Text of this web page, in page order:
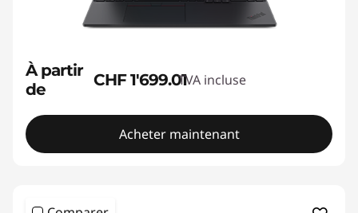
À partir
de
CHF 1'699.01TVA incluse
Acheter maintenant